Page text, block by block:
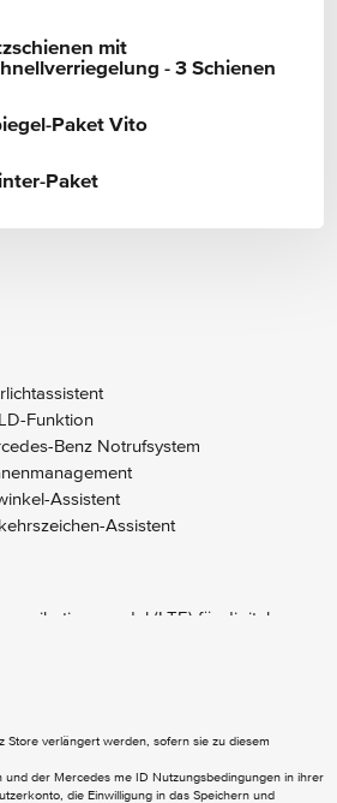
mit
- 3 Schienen
Paket Vito
Paket
Funktion
Benz Notrufsystem
Assistent
Assistent
(LTE) für digitale
in Heckklappe mit Wisch- und
Store verlängert werden, sofern sie zu diesem
der Mercedes me ID Nutzungsbedingungen in ihrer
die Einwilligung in das Speichern und